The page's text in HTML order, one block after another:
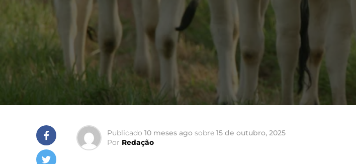
Publicado 10 meses ago sobre 15 de outubro, 2025
Por Redação